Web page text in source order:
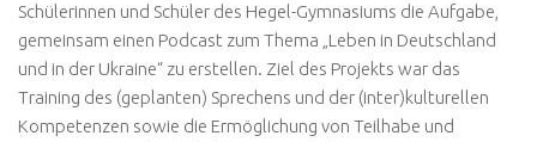
Schülerinnen und Schüler des Hegel-Gymnasiums die Aufgabe,
gemeinsam einen Podcast zum Thema „Leben in Deutschland
und in der Ukraine“ zu erstellen. Ziel des Projekts war das
Training des (geplanten) Sprechens und der (inter)kulturellen
Kompetenzen sowie die Ermöglichung von Teilhabe und